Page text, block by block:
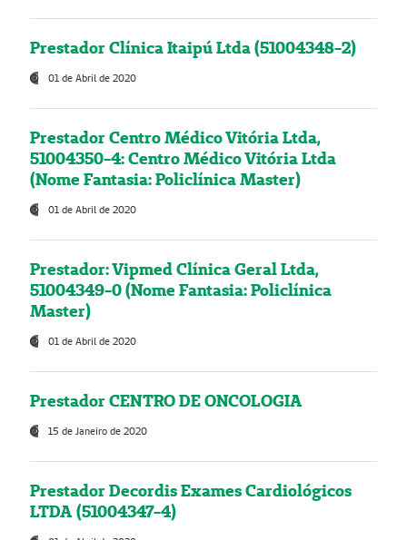
Prestador Clínica Itaipú Ltda (51004348-2)
01 de Abril de 2020
Prestador Centro Médico Vitória Ltda,
51004350-4: Centro Médico Vitória Ltda
(Nome Fantasia: Policlínica Master)
01 de Abril de 2020
Prestador: Vipmed Clínica Geral Ltda,
51004349-0 (Nome Fantasia: Policlínica
Master)
01 de Abril de 2020
Prestador CENTRO DE ONCOLOGIA
15 de Janeiro de 2020
Prestador Decordis Exames Cardiológicos
LTDA (51004347-4)